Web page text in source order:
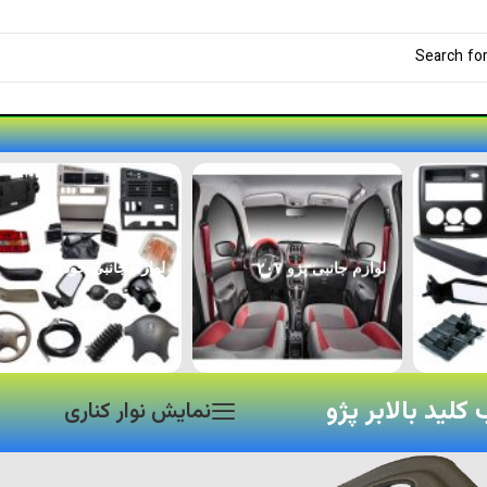
لوازم جانبی پژو ۲۰۷ لوازم جانبی خودرو
بالابر پژو نمایش نوار کناری